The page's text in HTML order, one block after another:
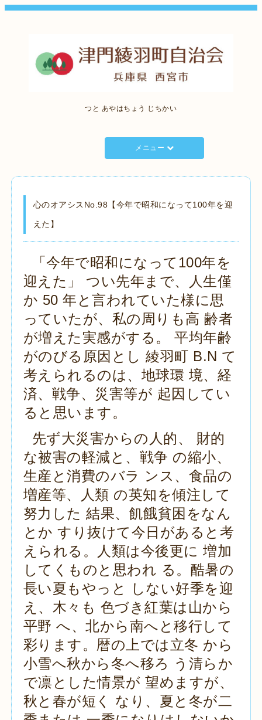
つと あやはちょう じちかい
メニュー
心のオアシスNo.98【今年で昭和になって100年を迎
えた】
「今年で昭和になって100年を
迎えた」 つい先年まで、人生僅
か 50 年と言われていた様に思
っていたが、私の周りも高 齢者
が増えた実感がする。 平均年齢
がのびる原因とし 綾羽町 B.N て
考えられるのは、地球環 境、経
済、戦争、災害等が 起因してい
ると思います。
先ず大災害からの人的、 財的
な被害の軽減と、戦争 の縮小、
生産と消費のバラ ンス、食品の
増産等、人類 の英知を傾注して
努力した 結果、飢餓貧困をなん
とか すり抜けて今日があると考
えられる。人類は今後更に 増加
してくものと思われ る。酷暑の
長い夏もやっと しない好季を迎
え、木々も 色づき紅葉は山から
平野 へ、北から南へと移行して
彩ります。暦の上では立冬 から
小雪へ秋から冬へ移ろ う清らか
で凛とした情景が 望めますが、
秋と春が短く なり、夏と冬が二